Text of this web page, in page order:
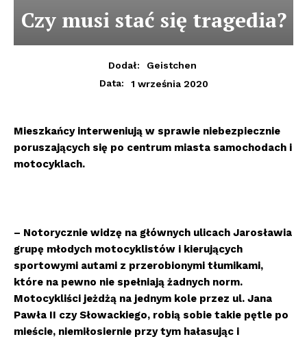
Czy musi stać się tragedia?
Dodał:
Geistchen
Data:
1 września 2020
Mieszkańcy interweniują w sprawie niebezpiecznie
poruszających się po centrum miasta samochodach i
motocyklach.
– Notorycznie widzę na głównych ulicach Jarosławia
grupę młodych motocyklistów i kierujących
sportowymi autami z przerobionymi tłumikami,
które na pewno nie spełniają żadnych norm.
Motocykliści jeżdżą na jednym kole przez ul. Jana
Pawła II czy Słowackiego, robią sobie takie pętle po
mieście, niemiłosiernie przy tym hałasując i